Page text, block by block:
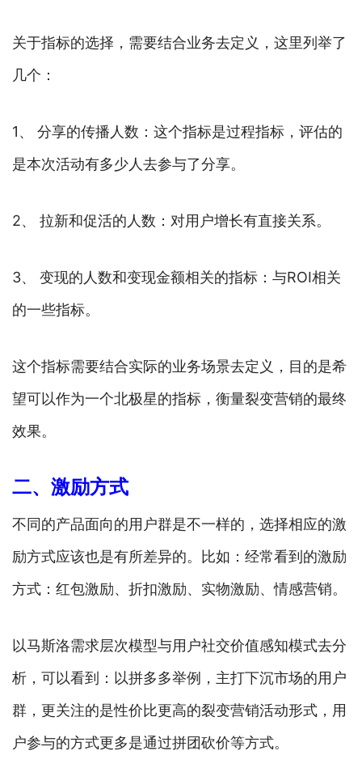
关于指标的选择，需要结合业务去定义，这里列举了
几个：
1、 分享的传播人数：这个指标是过程指标，评估的
是本次活动有多少人去参与了分享。
2、 拉新和促活的人数：对用户增长有直接关系。
3、 变现的人数和变现金额相关的指标：与ROI相关
的一些指标。
这个指标需要结合实际的业务场景去定义，目的是希
望可以作为一个北极星的指标，衡量裂变营销的最终
效果。
二、激励方式
不同的产品面向的用户群是不一样的，选择相应的激
励方式应该也是有所差异的。比如：经常看到的激励
方式：红包激励、折扣激励、实物激励、情感营销。
以马斯洛需求层次模型与用户社交价值感知模式去分
析，可以看到：以拼多多举例，主打下沉市场的用户
群，更关注的是性价比更高的裂变营销活动形式，用
户参与的方式更多是通过拼团砍价等方式。